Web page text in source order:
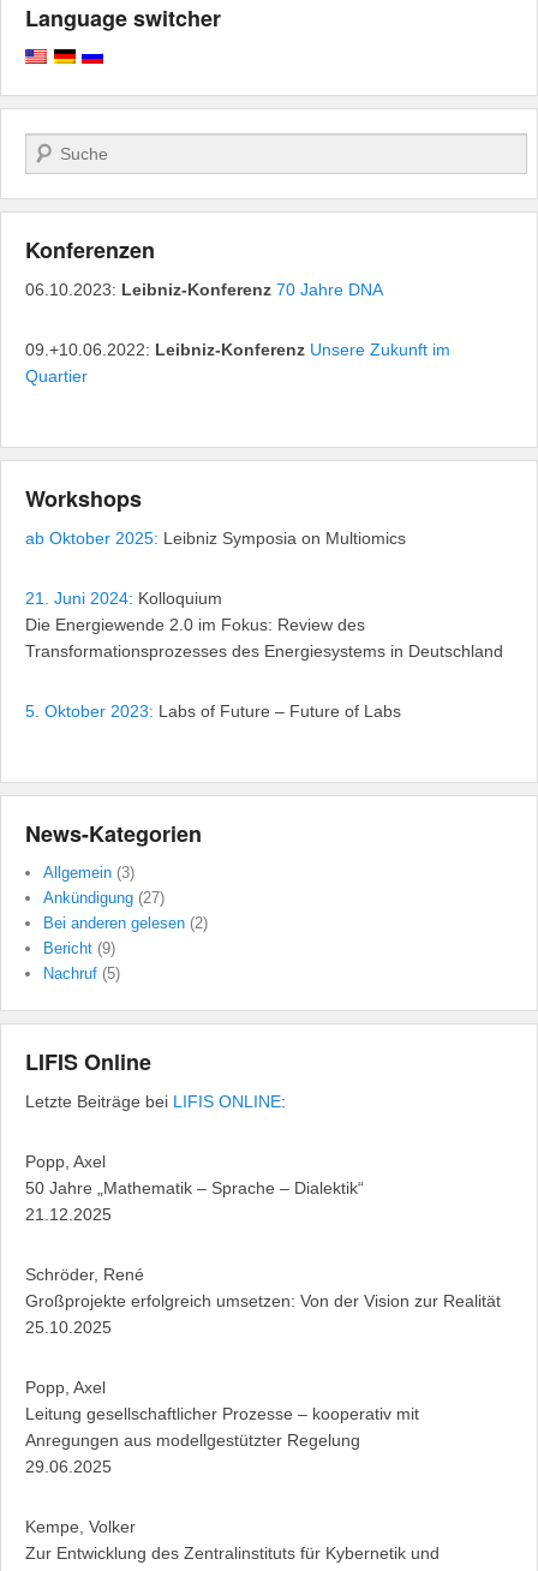
Language switcher
Search
Konferenzen
06.10.2023: Leibniz-Konferenz 70 Jahre DNA
09.+10.06.2022: Leibniz-Konferenz Unsere Zukunft im
Quartier
Workshops
ab Oktober 2025: Leibniz Symposia on Multiomics
21. Juni 2024: Kolloquium
Die Energiewende 2.0 im Fokus: Review des
Transformationsprozesses des Energiesystems in Deutschland
5. Oktober 2023: Labs of Future – Future of Labs
News-Kategorien
Allgemein (3)
Ankündigung (27)
Bei anderen gelesen (2)
Bericht (9)
Nachruf (5)
LIFIS Online
Letzte Beiträge bei LIFIS ONLINE:
Popp, Axel
50 Jahre „Mathematik – Sprache – Dialektik“
21.12.2025
Schröder, René
Großprojekte erfolgreich umsetzen: Von der Vision zur Realität
25.10.2025
Popp, Axel
Leitung gesellschaftlicher Prozesse – kooperativ mit
Anregungen aus modellgestützter Regelung
29.06.2025
Kempe, Volker
Zur Entwicklung des Zentralinstituts für Kybernetik und